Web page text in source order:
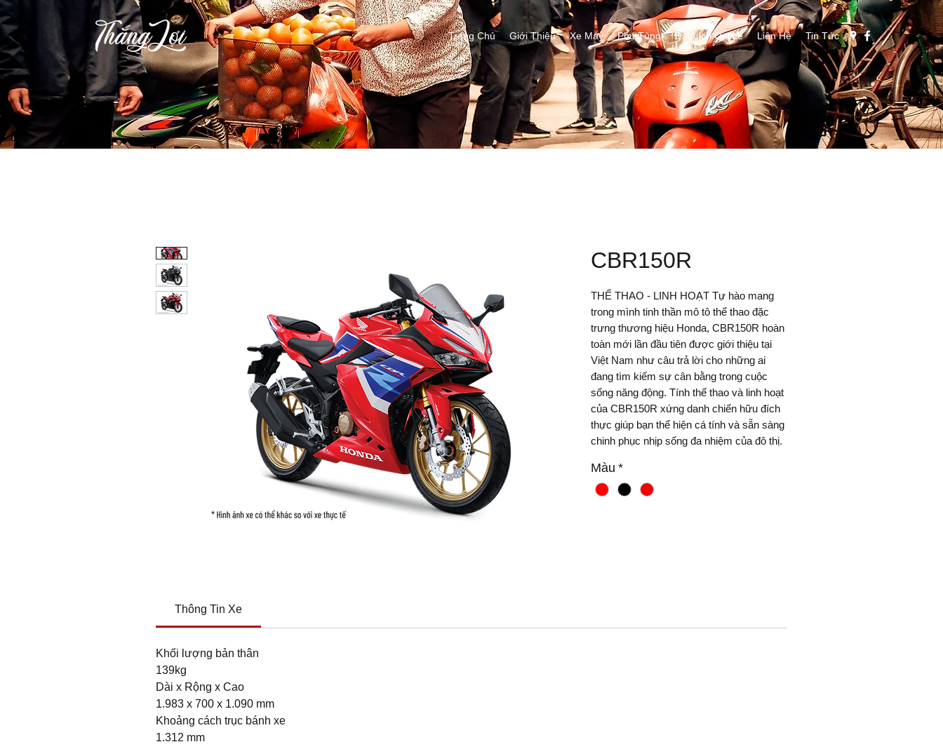
Trang Chủ Giới Thiệu Xe Máy Phụ Tùng Đặt Lịch Online Liên Hệ Tin Tức
CBR150R
THỂ THAO - LINH HOẠT Tự hào mang
trong mình tinh thần mô tô thể thao đặc
trưng thương hiệu Honda, CBR150R hoàn
toàn mới lần đầu tiên được giới thiệu tại
Việt Nam như câu trả lời cho những ai
đang tìm kiếm sự cân bằng trong cuộc
sống năng động. Tính thể thao và linh hoạt
của CBR150R xứng danh chiến hữu đích
thực giúp bạn thể hiện cá tính và sẵn sàng
chinh phục nhịp sống đa nhiệm của đô thị.
Màu *
Thông Tin Xe
Khối lượng bản thân
139kg
Dài x Rộng x Cao
1.983 x 700 x 1.090 mm
Khoảng cách trục bánh xe
1.312 mm